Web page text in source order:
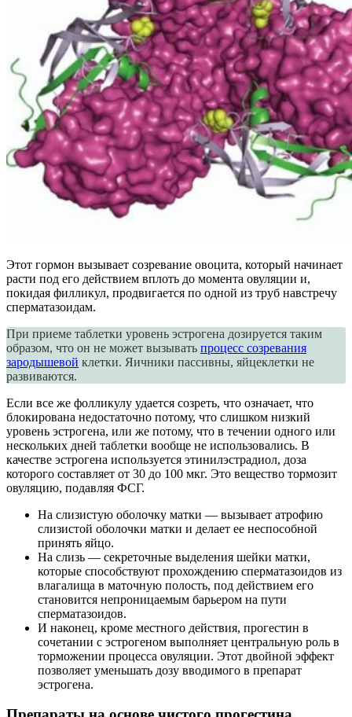
Этот гормон вызывает созревание овоцита, который начинает
расти под его действием вплоть до момента овуляции и,
покидая филликул, продвигается по одной из труб навстречу
сперматазоидам.
При приеме таблетки уровень эстрогена дозируется таким
образом, что он не может вызывать процесс созревания
зародышевой клетки. Яичники пассивны, яйцеклетки не
развиваются.
Если все же фолликулу удается созреть, что означает, что
блокирована недостаточно потому, что слишком низкий
уровень эстрогена, или же потому, что в течении одного или
нескольких дней таблетки вообще не использовались. В
качестве эстрогена используется этинилэстрадиол, доза
которого составляет от 30 до 100 мкг. Это вещество тормозит
овуляцию, подавляя ФСГ.
На слизистую оболочку матки — вызывает атрофию
слизистой оболочки матки и делает ее неспособной
принять яйцо.
На слизь — секреточные выделения шейки матки,
которые способствуют прохождению сперматазоидов из
влагалища в маточную полость, под действием его
становится непроницаемым барьером на пути
сперматазоидов.
И наконец, кроме местного действия, прогестин в
сочетании с эстрогеном выполняет центральную роль в
торможении процесса овуляции. Этот двойной эффект
позволяет уменьшать дозу вводимого в препарат
эстрогена.